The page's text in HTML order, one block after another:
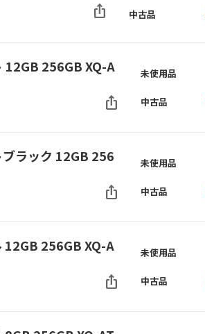
ios_share 中古品
12GB 256GB XQ-A
ios_share
未使用品
中古品
ラック 12GB 256
ios_share
未使用品
中古品
12GB 256GB XQ-A
ios_share
未使用品
中古品